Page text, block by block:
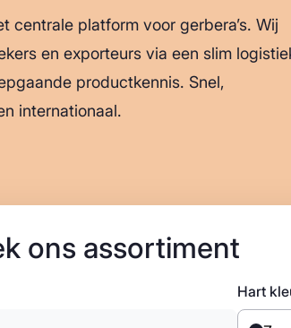
centrale platform voor gerbera’s. Wij
en exporteurs via een slim
productkennis. Snel,
internationaal.
ons assortiment
Hart